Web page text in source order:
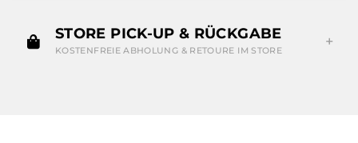
STORE PICK-UP & RÜCKGABE
KOSTENFREIE ABHOLUNG & RETOURE IM STORE